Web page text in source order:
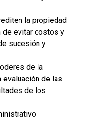
la propiedad
de evitar costos y
sucesión y
de la
evaluación de las
de los